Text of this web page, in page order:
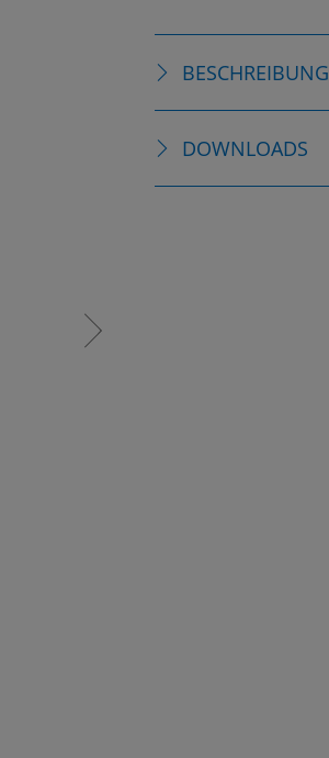
BESCHREIBUNG
DOWNLOADS